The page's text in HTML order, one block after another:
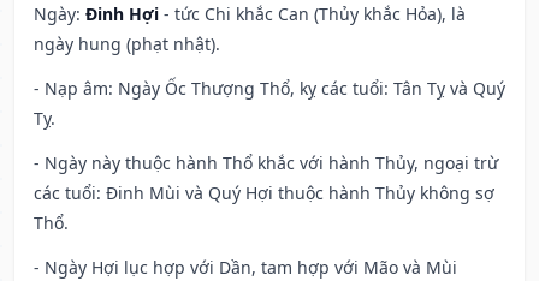
Ngày: Đinh Hợi - tức Chi khắc Can (Thủy khắc Hỏa), là
ngày hung (phạt nhật).
- Nạp âm: Ngày Ốc Thượng Thổ, kỵ các tuổi: Tân Tỵ và Quý
Tỵ.
- Ngày này thuộc hành Thổ khắc với hành Thủy, ngoại trừ
các tuổi: Đinh Mùi và Quý Hợi thuộc hành Thủy không sợ
Thổ.
- Ngày Hợi lục hợp với Dần, tam hợp với Mão và Mùi